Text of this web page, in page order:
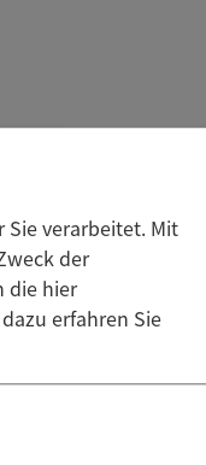
Sie verarbeitet. Mit
der
die hier
erfahren Sie